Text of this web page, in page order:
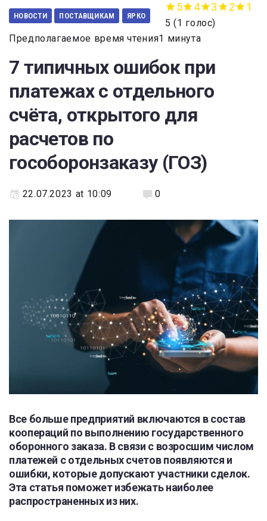
НОВОСТИ ПОСТАВЩИКАМ ЯРКО
5 4 3 2 1
5 (1 голос)
Предполагаемое время чтения1 минута
7 типичных ошибок при
платежах с отдельного
счёта, открытого для
расчетов по
гособоронзаказу (ГОЗ)
22.07.2023 at 10:09 0
Все больше предприятий включаются в состав
коопераций по выполнению государственного
оборонного заказа. В связи с возросшим числом
платежей с отдельных счетов появляются и
ошибки, которые допускают участники сделок.
Эта статья поможет избежать наиболее
распространенных из них.